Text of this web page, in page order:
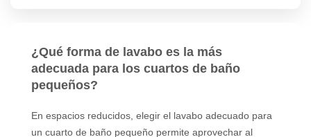
¿Qué forma de lavabo es la más
adecuada para los cuartos de baño
pequeños?
En espacios reducidos, elegir el lavabo adecuado para
un cuarto de baño pequeño permite aprovechar al